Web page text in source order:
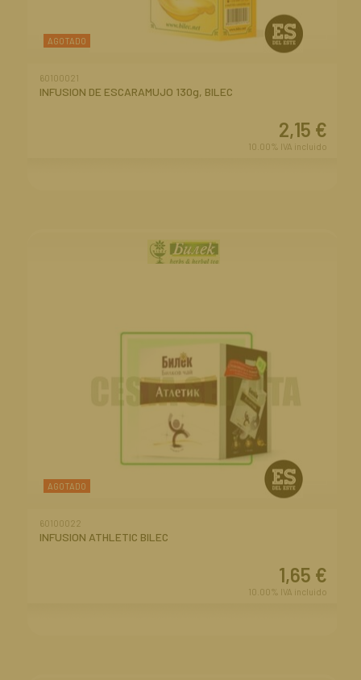
AGOTADO
60100021
INFUSION DE ESCARAMUJO 130g, BILEC
2,15 €
10.00% IVA incluido
AGOTADO
60100022
INFUSION ATHLETIC BILEC
1,65 €
10.00% IVA incluido